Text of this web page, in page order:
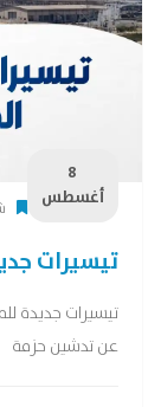
8
أغسطس
تيسيرات
تيسيرات جديدة
عن تدشين حزمة